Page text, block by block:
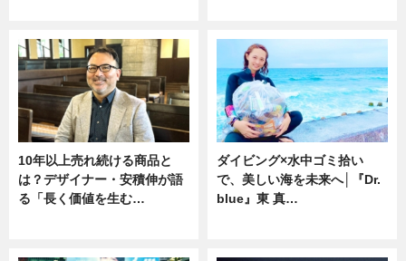
10年以上売れ続ける商品と
は？デザイナー・安積伸が語
る「長く価値を生む…
ダイビング×水中ゴミ拾い
で、美しい海を未来へ│『Dr.
blue』東 真…